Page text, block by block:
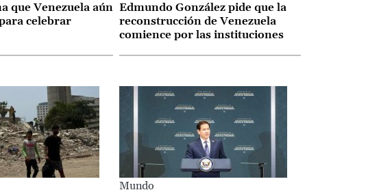
que Venezuela aún
celebrar
Edmundo González pide que la
reconstrucción de Venezuela
comience por las instituciones
Mundo